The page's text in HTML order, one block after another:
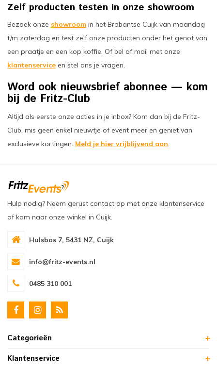
Zelf producten testen in onze showroom
Bezoek onze showroom in het Brabantse Cuijk van maandag
t/m zaterdag en test zelf onze producten onder het genot van
een praatje en een kop koffie. Of bel of mail met onze
klantenservice en stel ons je vragen.
Word ook nieuwsbrief abonnee — kom
bij de Fritz-Club
Altijd als eerste onze acties in je inbox? Kom dan bij de Fritz-
Club, mis geen enkel nieuwtje of event meer en geniet van
exclusieve kortingen. Meld je hier vrijblijvend aan.
Hulp nodig? Neem gerust contact op met onze klantenservice
of kom naar onze winkel in Cuijk.
Hulsbos 7, 5431 NZ, Cuijk
info@fritz-events.nl
0485 310 001
Categorieën
Klantenservice